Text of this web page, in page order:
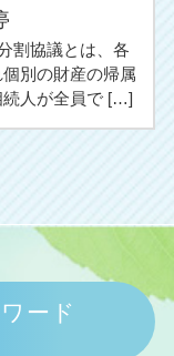
割協議とは、各
別の財産の帰属
続人が全員で […]
ード